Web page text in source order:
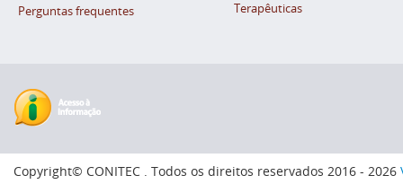
Perguntas frequentes
Terapêuticas
Copyright© CONITEC . Todos os direitos reservados 2016 - 2026